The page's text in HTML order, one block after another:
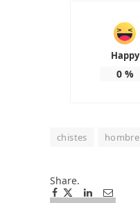
Happy
0%
chistes hombre
Share.
Facebook
Twitter
Pinterest
LinkedIn
Tumblr
Email